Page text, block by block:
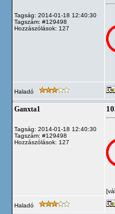
Tagság: 2014-01-18 12:40:30
Tagszám: #129498
Hozzászólások: 127
Haladó
Ganxta1
Tagság: 2014-01-18 12:40:30
Tagszám: #129498
Hozzászólások: 127
Haladó